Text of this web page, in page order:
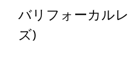
バリフォーカル
ズ)